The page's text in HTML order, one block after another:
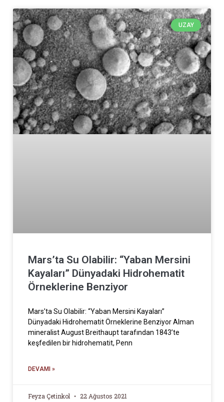
UZAY
Mars’ta Su Olabilir: “Yaban Mersini
Kayaları” Dünyadaki Hidrohematit
Örneklerine Benziyor
Mars’ta Su Olabilir: “Yaban Mersini Kayaları”
Dünyadaki Hidrohematit Örneklerine Benziyor Alman
mineralist August Breithaupt tarafından 1843’te
keşfedilen bir hidrohematit, Penn
DEVAMI »
Feyza Çetinkol 22 Ağustos 2021